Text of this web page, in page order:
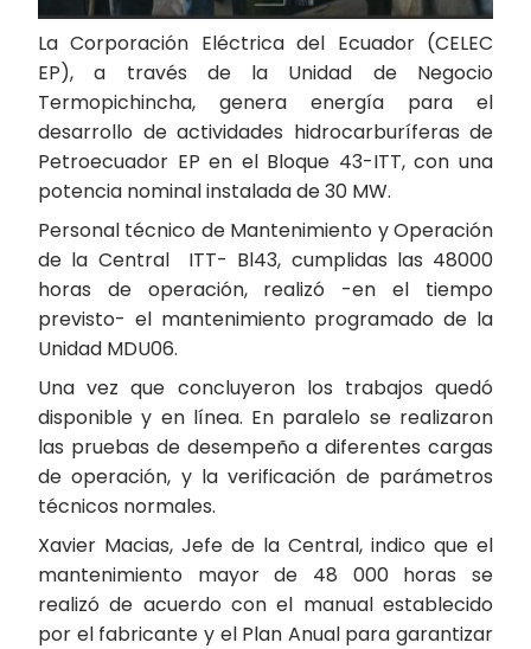
La Corporación Eléctrica del Ecuador (CELEC
EP), a través de la Unidad de Negocio
Termopichincha, genera energía para el
desarrollo de actividades hidrocarburíferas de
Petroecuador EP en el Bloque 43-ITT, con una
potencia nominal instalada de 30 MW.
Personal técnico de Mantenimiento y Operación
de la Central ITT- Bl43, cumplidas las 48000
horas de operación, realizó -en el tiempo
previsto- el mantenimiento programado de la
Unidad MDU06.
Una vez que concluyeron los trabajos quedó
disponible y en línea. En paralelo se realizaron
las pruebas de desempeño a diferentes cargas
de operación, y la verificación de parámetros
técnicos normales.
Xavier Macias, Jefe de la Central, indico que el
mantenimiento mayor de 48 000 horas se
realizó de acuerdo con el manual establecido
por el fabricante y el Plan Anual para garantizar